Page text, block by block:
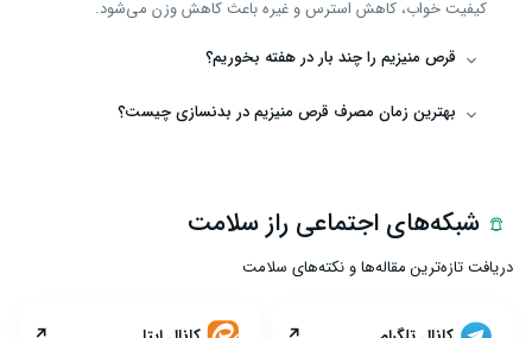
کیفیت خواب، کاهش استرس و غیره باعث کاهش وزن می‌شود.
قرص منیزیم را چند بار در هفته بخوریم؟
بهترین زمان مصرف قرص منیزیم در بدنسازی چیست؟
شبکه‌های اجتماعی راز سلامت
دریافت تازه‌ترین مقاله‌ها و نکته‌های سلامت